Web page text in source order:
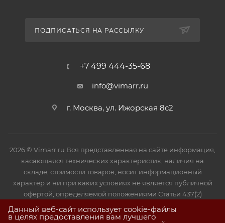
ПОДПИСАТЬСЯ НА РАССЫЛКУ
+7 499 444-35-68
info@vimarr.ru
г. Москва, ул. Ижорская 8с2
2026 © Vimarr.ru Вся представленная на сайте информация,
касающаяся технических характеристик, наличия на
складе, стоимости товаров, носит информационный
характер и ни при каких условиях не является публичной
офертой, определяемой положениями Статьи 437(2)
Гражданского кодекса РФ.
Данный веб-сайт использует cookie-файлы
в целях предоставления вам лучшего